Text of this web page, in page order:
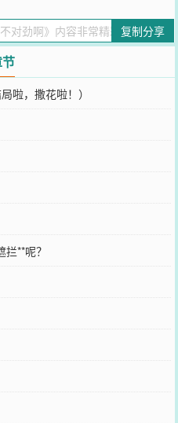
才明白，有个小师弟的马甲可真
你……你什么时候还来攻略我？”
的云雾谷，只在此山中，云深不
好放老实点，敢动歪心思，我就
“呵！像上面那些“不对劲”的师
复制分享
啦，撒花啦！）
**呢？